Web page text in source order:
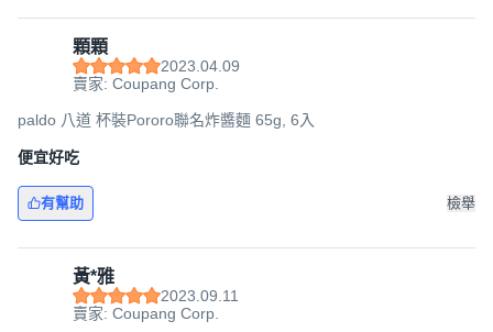
顆顆
2023.04.09
賣家: Coupang Corp.
paldo 八道 杯裝Pororo聯名炸醬麵 65g, 6入
便宜好吃
有幫助 檢舉
黃*雅
2023.09.11
賣家: Coupang Corp.